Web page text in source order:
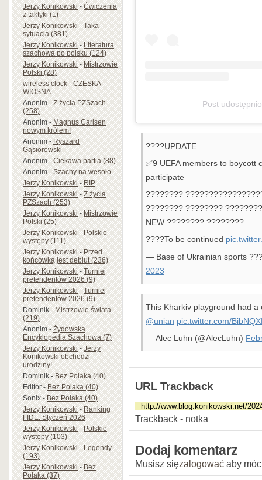
Jerzy Konikowski-Ćwiczenia
z taktyki (1)
Jerzy Konikowski-Taka
sytuacja (381)
Jerzy Konikowski-Literatura
szachowa po polsku (124)
Jerzy Konikowski-Mistrzowie
Polski (28)
wireless clock-CZESKA
WIOSNA
Anonim-Z życia PZSzach
(258)
Anonim-Magnus Carlsen
nowym królem!
Anonim-Ryszard
Gąsiorowski
Anonim-Ciekawa partia (88)
Anonim-Szachy na wesoło
Jerzy Konikowski-RIP
Jerzy Konikowski-Z życia
PZSzach (253)
Jerzy Konikowski-Mistrzowie
Polski (25)
Jerzy Konikowski-Polskie
występy (111)
Jerzy Konikowski-Przed
końcówką jest debiut (236)
Jerzy Konikowski-Turniej
pretendentów 2026 (9)
Jerzy Konikowski-Turniej
pretendentów 2026 (9)
Dominik-Mistrzowie świata
(219)
Anonim-Żydowska
Encyklopedia Szachowa (7)
Jerzy Konikowski-Jerzy
Konikowski obchodzi
urodziny!
Dominik-Bez Polaka (40)
Editor-Bez Polaka (40)
Sonix-Bez Polaka (40)
Jerzy Konikowski-Ranking
FIDE: Styczeń 2026
Jerzy Konikowski-Polskie
występy (103)
Jerzy Konikowski-Legendy
(193)
Jerzy Konikowski-Bez
Polaka (37)
Post
????UPDATE
✅9 UEFA members to boycott
participate
????????
???????? ???????? ????????
NEW ???????? ????????
????To be continued
— Base of Ukrainian sports
2023
This Kharkiv playground had
@unian pic.twitter.com/
— Alec Luhn (@AlecLuhn)
URL Trackback
Trackback - notka
Dodaj komentarz
Musisz sięzalogować aby